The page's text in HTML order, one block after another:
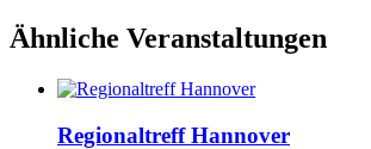
Ähnliche Veranstaltungen
Regionaltreff Hannover